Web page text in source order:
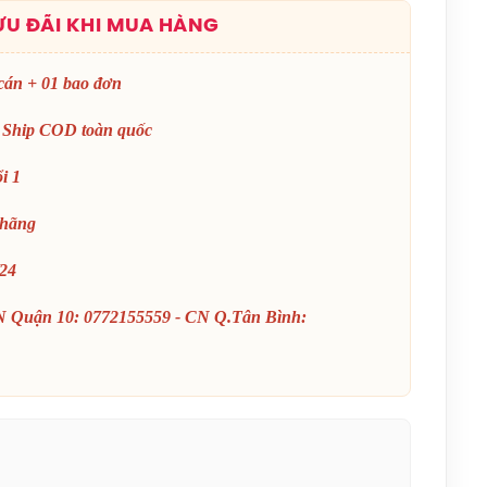
ĐÃI KHI MUA HÀNG
+ 01 bao đơn
COD toàn quốc
1
Quận 10: 0772155559 - CN Q.Tân Bình:Giày Cầu Lông Yonex